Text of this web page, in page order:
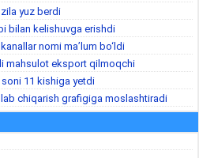
yuz berdi
bilan kelishuvga erishdi
nomi ma’lum bo‘ldi
mahsulot eksport qilmoqchi
11 kishiga yetdi
chiqarish grafigiga moslashtiradi